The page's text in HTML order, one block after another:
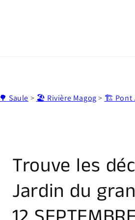
🌳 Saule > 🏖️ Rivière Magog> 🏗️ Pont
Trouve les
Jardin du